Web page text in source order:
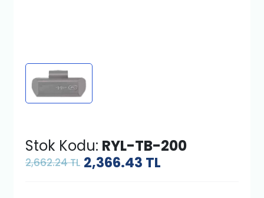
Stok Kodu: RYL-TB-200
2,662.24 TL 2,366.43 TL